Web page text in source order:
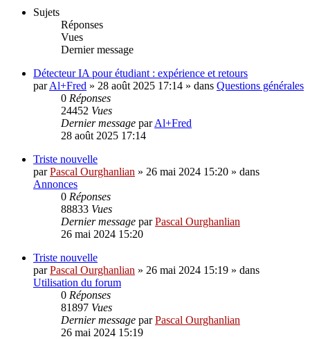
Sujets
Réponses
Vues
Dernier message
Détecteur IA pour étudiant : expérience et retours
parAl+Fred » 28 août 2025 17:14 » dans Questions générales
0 Réponses
24452 Vues
Dernier message parAl+Fred
28 août 2025 17:14
Triste nouvelle
parPascal Ourghanlian » 26 mai 2024 15:20 » dans
Annonces
0 Réponses
88833 Vues
Dernier message parPascal Ourghanlian
26 mai 2024 15:20
Triste nouvelle
parPascal Ourghanlian » 26 mai 2024 15:19 » dans
Utilisation du forum
0 Réponses
81897 Vues
Dernier message parPascal Ourghanlian
26 mai 2024 15:19